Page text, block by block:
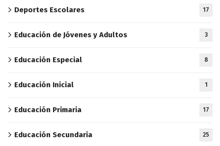
Deportes Escolares 17
Educación de Jóvenes y Adultos 3
Educación Especial 8
Educación Inicial 1
Educación Primaria 17
Educación Secundaria 25